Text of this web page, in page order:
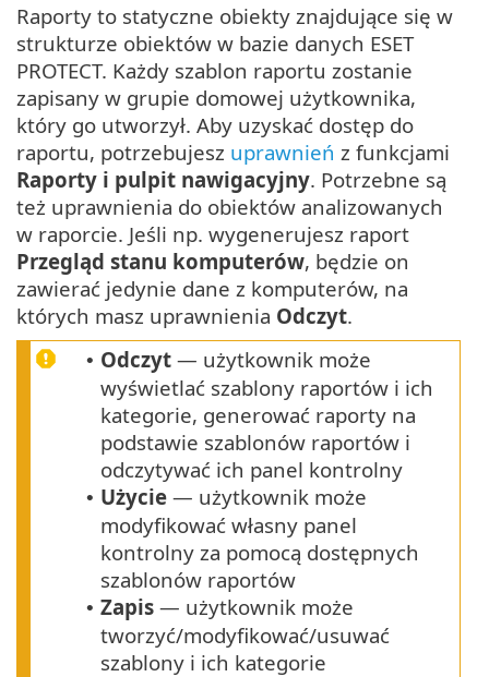
Raporty to statyczne obiekty znajdujące się w
strukturze obiektów w bazie danych ESET
PROTECT. Każdy szablon raportu zostanie
zapisany w grupie domowej użytkownika,
który go utworzył. Aby uzyskać dostęp do
raportu, potrzebujesz uprawnień z funkcjami
Raporty i pulpit nawigacyjny. Potrzebne są
też uprawnienia do obiektów analizowanych
w raporcie. Jeśli np. wygenerujesz raport
Przegląd stanu komputerów, będzie on
zawierać jedynie dane z komputerów, na
których masz uprawnienia Odczyt.
• Odczyt — użytkownik może
wyświetlać szablony raportów i ich
kategorie, generować raporty na
podstawie szablonów raportów i
odczytywać ich panel kontrolny
• Użycie — użytkownik może
modyfikować własny panel
kontrolny za pomocą dostępnych
szablonów raportów
• Zapis — użytkownik może
tworzyć/modyfikować/usuwać
szablony i ich kategorie